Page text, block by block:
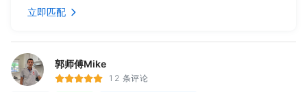
立即匹配
郭师傅Mike
12 条评论